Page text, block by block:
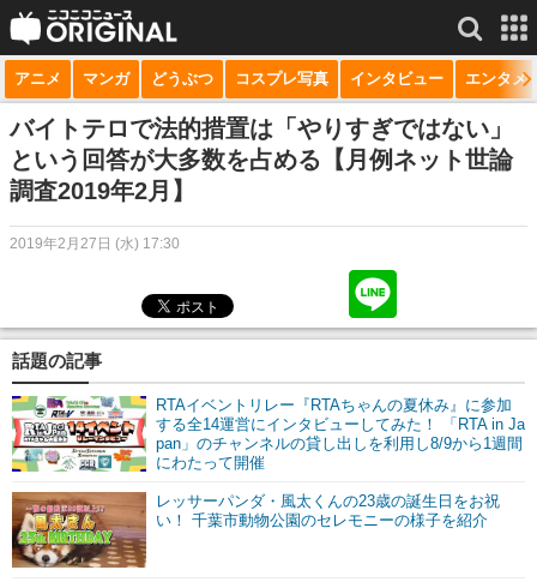
サービス一覧 もっと見る
niconico
動画
生放送
マンガ
ニコニコQ
アニメ マンガ どうぶつ コスプレ写真 インタビュー エンタメ
バイトテロで法的措置は「やりすぎではない」
という回答が大多数を占める【月例ネット世論
調査2019年2月】
2019年2月27日 (水) 17:30
話題の記事
RTAイベントリレー『RTAちゃんの夏休み』に参加
する全14運営にインタビューしてみた！ 「RTA in Ja
pan」のチャンネルの貸し出しを利用し8/9から1週間
にわたって開催
レッサーパンダ・風太くんの23歳の誕生日をお祝
い！ 千葉市動物公園のセレモニーの様子を紹介